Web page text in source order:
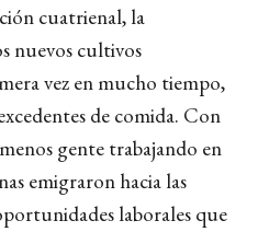
cuatrienal, la
nuevos cultivos
vez en mucho tiempo,
de comida. Con
gente trabajando en
emigraron hacia las
laborales que